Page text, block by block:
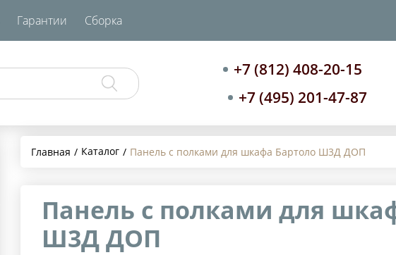
Гарантии Сборка
+7 (812) 408-20-15
+7 (495) 201-47-87
Главная Каталог Панель с полками для шкафа Бартоло Ш3Д ДОП
Панель с полками для
Ш3Д ДОП